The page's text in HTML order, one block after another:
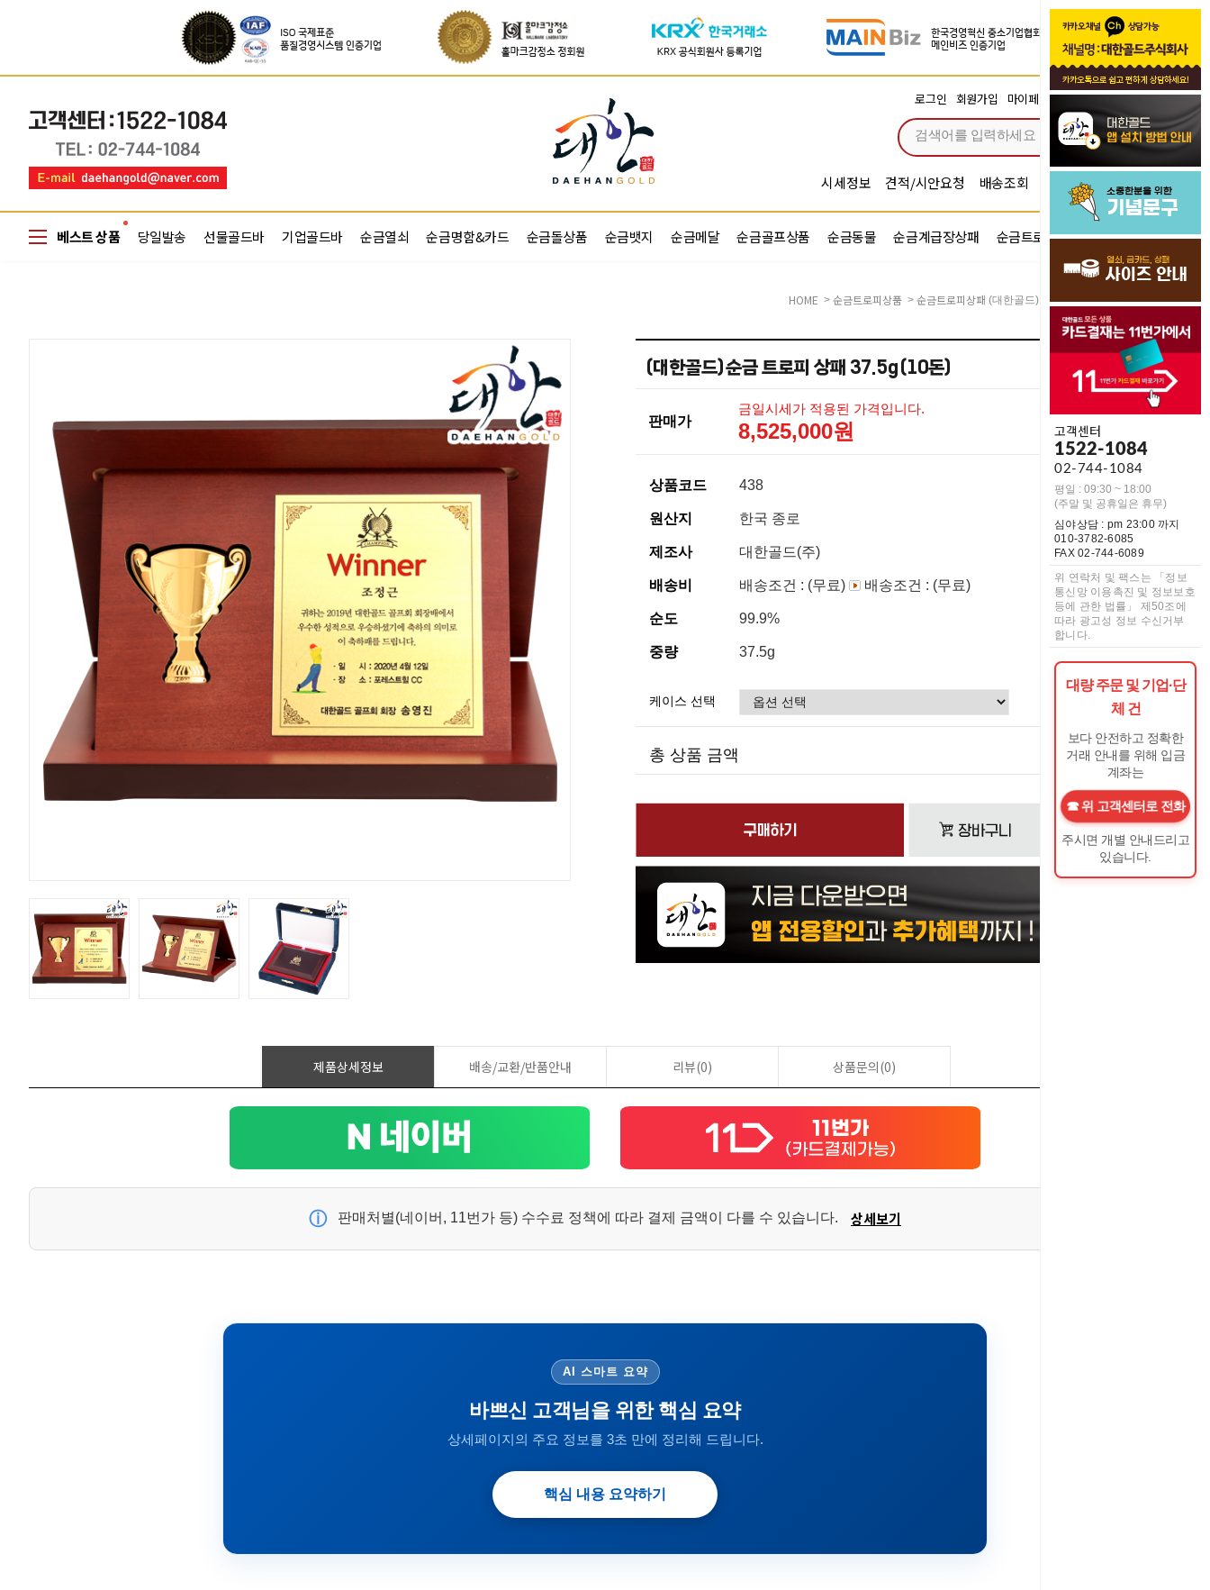
로그인 회원가입 마이페이지 주문조회 장바구니 0
시세정보 견적/시안요청 배송조회 시안확인 기념문구예문
베스트 상품 당일발송 선물골드바 기업골드바 순금열쇠 순금명함&카드 순금돌상품 순금뱃지 순금메달 순금골프상품 순금동물 순금계급장상패 순금트로피 순금기업반지
고객센터
1522-1084
02-744-1084
평일 : 09:30 ~ 18:00
(주말 및 공휴일은 휴무)
심야상담 : pm 23:00 까지
010-3782-6085
FAX 02-744-6089
위 연락처 및 팩스는 「정보
통신망 이용촉진 및 정보보호
등에 관한 법률」 제50조에
따라 광고성 정보 수신거부
합니다.
대량 주문 및 기업·단
체 건
보다 안전하고 정확한
거래 안내를 위해 입금
계좌는
위 고객센터로 전화
주시면 개별 안내드리고
있습니다.
HOME > 순금트로피상품 > 순금트로피상패 (대한골드)순금 트로피 상패 37.5g(10돈)
(대한골드)순금 트로피 상패 37.5g(10돈)
판매가
금일시세가 적용된 가격입니다.
8,525,000원
상품코드 438
원산지 한국 종로
제조사 대한골드(주)
배송비 배송조건 : (무료) 배송조건 : (무료)
순도 99.9%
중량 37.5g
케이스 선택
총 상품 금액 0원
제품상세정보 배송/교환/반품안내 리뷰(0) 상품문의(0)
ⓘ 판매처별(네이버, 11번가 등) 수수료 정책에 따라 결제 금액이 다를 수 있습니다. 상세보기
AI 스마트 요약
바쁘신 고객님을 위한 핵심 요약
상세페이지의 주요 정보를 3초 만에 정리해 드립니다.
핵심 내용 요약하기